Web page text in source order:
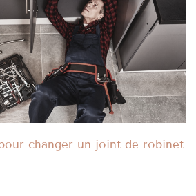
changer un joint de robinet